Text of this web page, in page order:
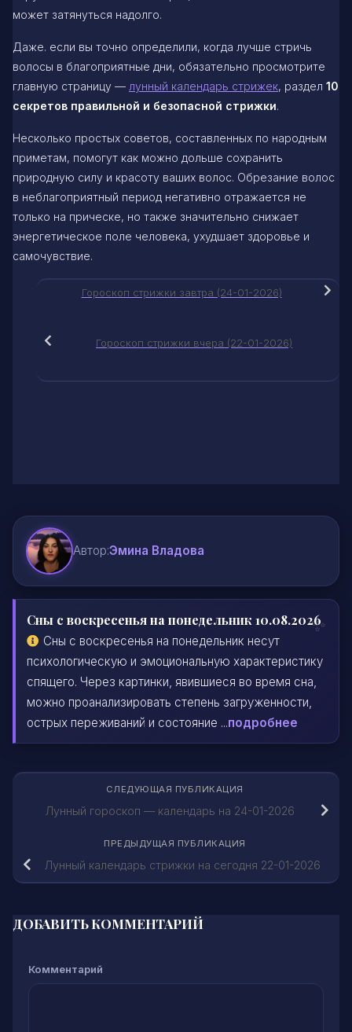
может затянуться надолго.
Даже. если вы точно определили, когда лучше стричь
волосы в благоприятные дни, обязательно просмотрите
главную страницу — лунный календарь стрижек, раздел 10
секретов правильной и безопасной стрижки.
Несколько простых советов, составленных по народным
приметам, помогут как можно дольше сохранить
природную силу и красоту ваших волос. Обрезание волос
в неблагоприятный период негативно отражается не
только на прическе, но также значительно снижает
энергетическое поле человека, ухудшает здоровье и
самочувствие.
Гороскоп стрижки завтра (24-01-2026)
Гороскоп стрижки вчера (22-01-2026)
Автор:Эмина Владова
Сны с воскресенья на понедельник 10.08.2026
Сны с воскресенья на понедельник несут
психологическую и эмоциональную характеристику
спящего. Через картинки, явившиеся во время сна,
можно проанализировать степень загруженности,
острых переживаний и состояние ...подробнее
СЛЕДУЮЩАЯ ПУБЛИКАЦИЯ
Лунный гороскоп — календарь на 24-01-2026
ПРЕДЫДУЩАЯ ПУБЛИКАЦИЯ
Лунный календарь стрижки на сегодня 22-01-2026
ДОБАВИТЬ КОММЕНТАРИЙ
Комментарий